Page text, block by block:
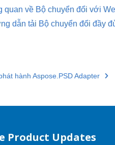
quan về Bộ chuyển đổi với
dẫn tải Bộ chuyển đổi đầy
hành Aspose.PSD Adapter
Product Updates